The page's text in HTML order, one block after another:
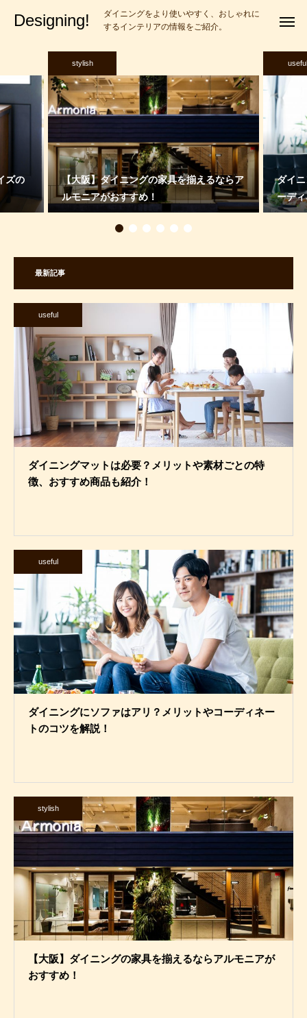
Designing!
ダイニングをより使いやすく、おしゃれに
するインテリアの情報をご紹介。
ズの
stylish
【大阪】ダイニングの家具を揃えるならア
ルモニアがおすすめ！
useful
ダイ
ーデ
最新記事
useful
ダイニングマットは必要？メリットや素材ごとの特
徴、おすすめ商品も紹介！
useful
ダイニングにソファはアリ？メリットやコーディネー
トのコツを解説！
stylish
【大阪】ダイニングの家具を揃えるならアルモニアが
おすすめ！